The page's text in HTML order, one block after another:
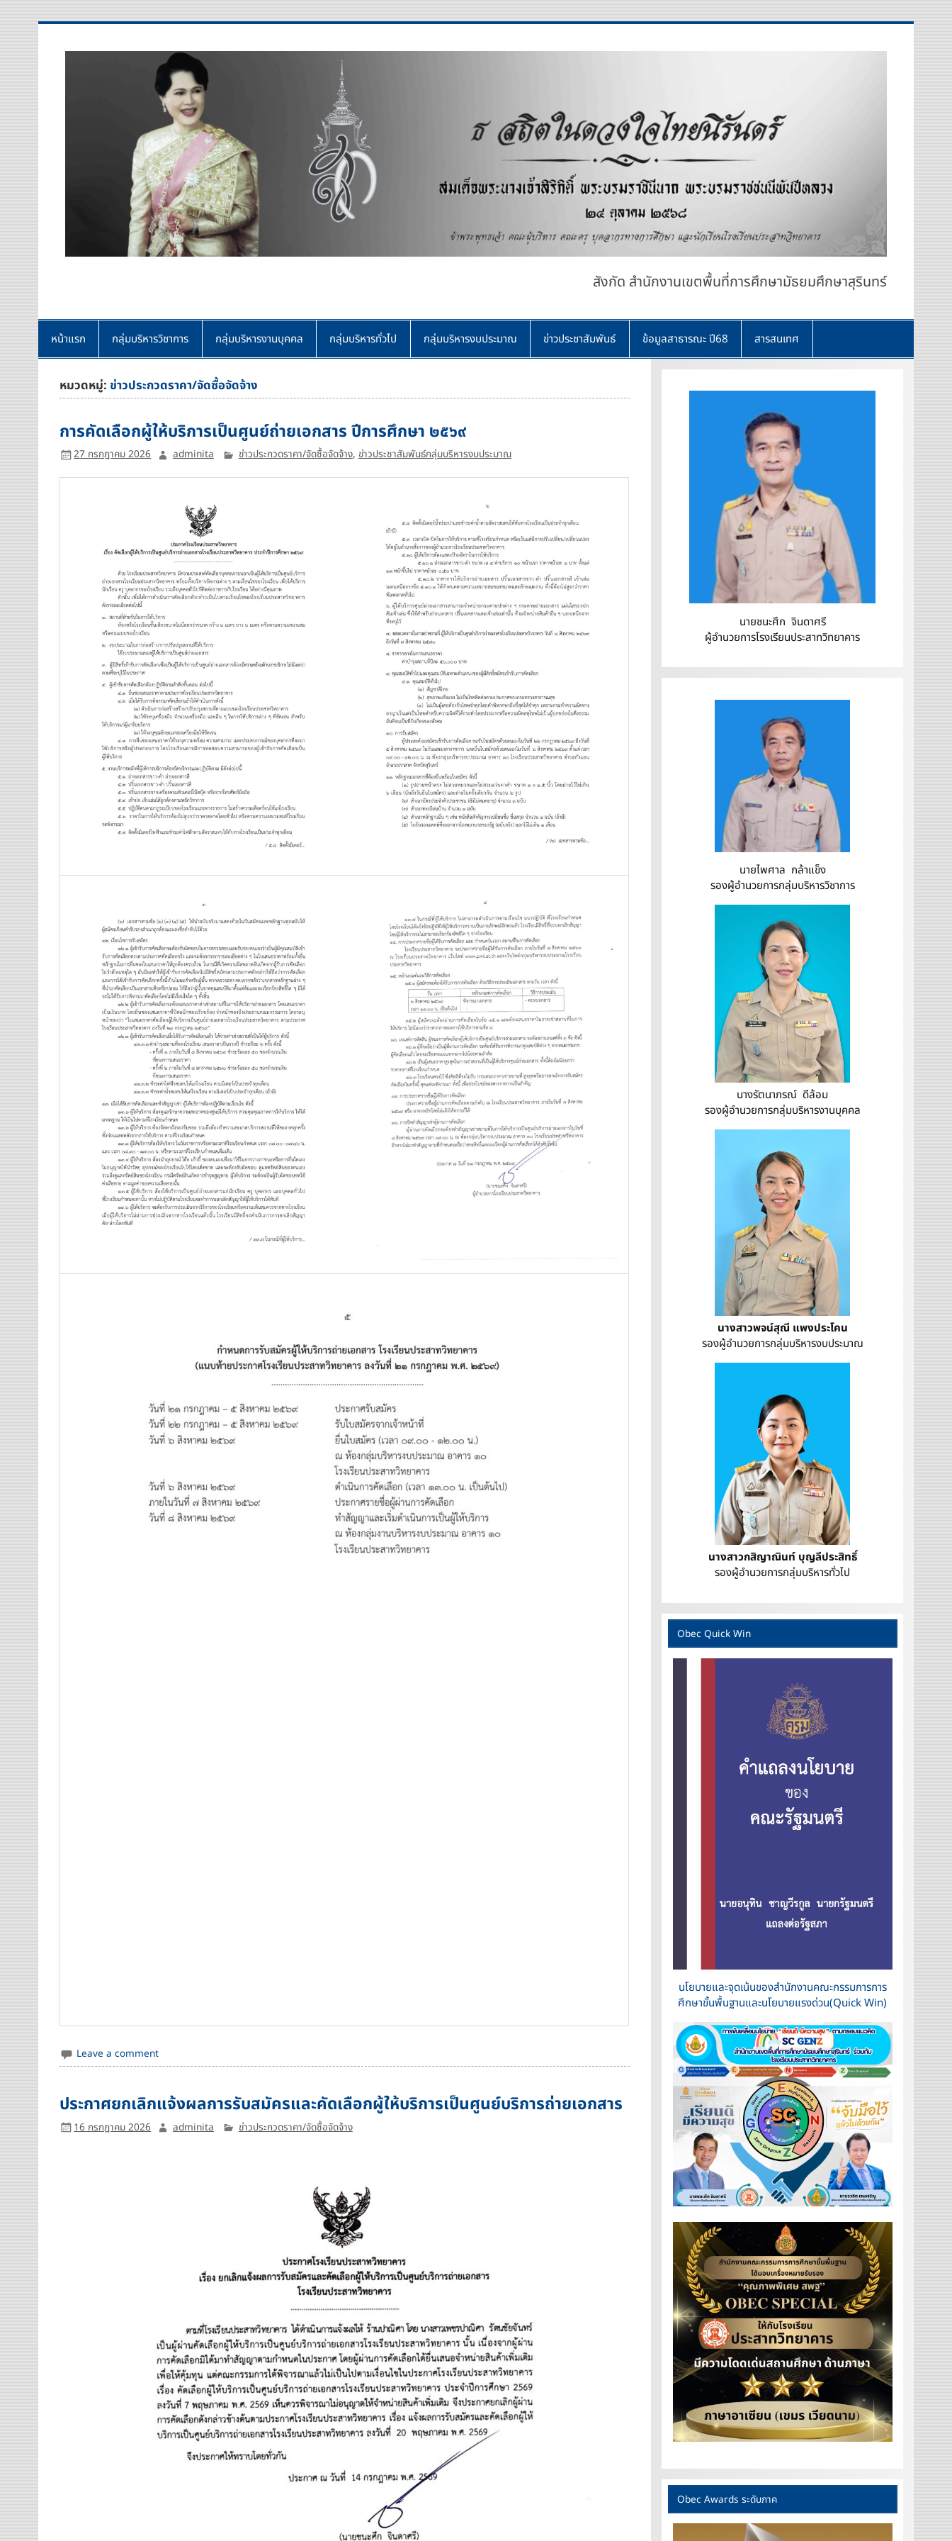
โรงเรียนประสาทวิทยาคาร สังกัด สำนักงานเขตพื้นที่การศึกษามัธยมศึกษาสุรินทร์
หน้าแรก กลุ่มบริหารวิชาการ กลุ่มบริหารงานบุคคล กลุ่มบริหารทั่วไป กลุ่มบริหารงบประมาณ ข่าวประชาสัมพันธ์ ข้อมูลสาธารณะ ปี68 สารสนเทศ
หมวดหมู่:ข่าวประกวดราคา/จัดซื้อจัดจ้าง
การคัดเลือกผู้ให้บริการเป็นศูนย์ถ่ายเอกสาร ปีการศึกษา ๒๕๖๙
27 กรกฎาคม 2026 adminita ข่าวประกวดราคา/จัดซื้อจัดจ้าง,ข่าวประชาสัมพันธ์กลุ่มบริหารงบประมาณ
Leave a comment
ประกาศยกเลิกแจ้งผลการรับสมัครและคัดเลือกผู้ให้บริการเป็นศูนย์บริการถ่ายเอกสาร
16 กรกฎาคม 2026 adminita ข่าวประกวดราคา/จัดซื้อจัดจ้าง
นายชนะศึก จินดาศรี
ผู้อำนวยการโรงเรียนประสาทวิทยาคาร
นายไพศาล กล้าแข็ง
รองผู้อำนวยการกลุ่มบริหารวิชาการ
นางรัตนาภรณ์ ดีล้อม
รองผู้อำนวยการกลุ่มบริหารงานบุคคล
นางสาวพจน์สุณี แพงประโคน
รองผู้อำนวยการกลุ่มบริหารงบประมาณ
นางสาวกสิญาณินท์ บุญลีประสิทธิ์
รองผู้อำนวยการกลุ่มบริหารทั่วไป
Obec Quick Win
นโยบายและจุดเน้นของสำนักงานคณะกรรมการการ
ศึกษาขั้นพื้นฐานและนโยบายแรงด่วน(Quick Win)
Obec Awards ระดับภาค